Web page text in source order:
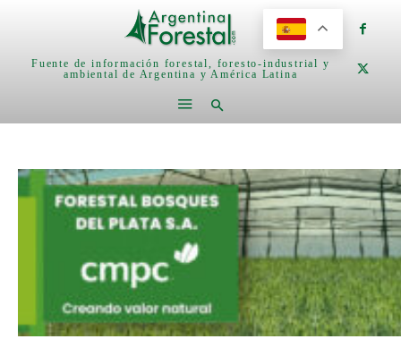
Fuente de información forestal, foresto-industrial y
ambiental de Argentina y América Latina